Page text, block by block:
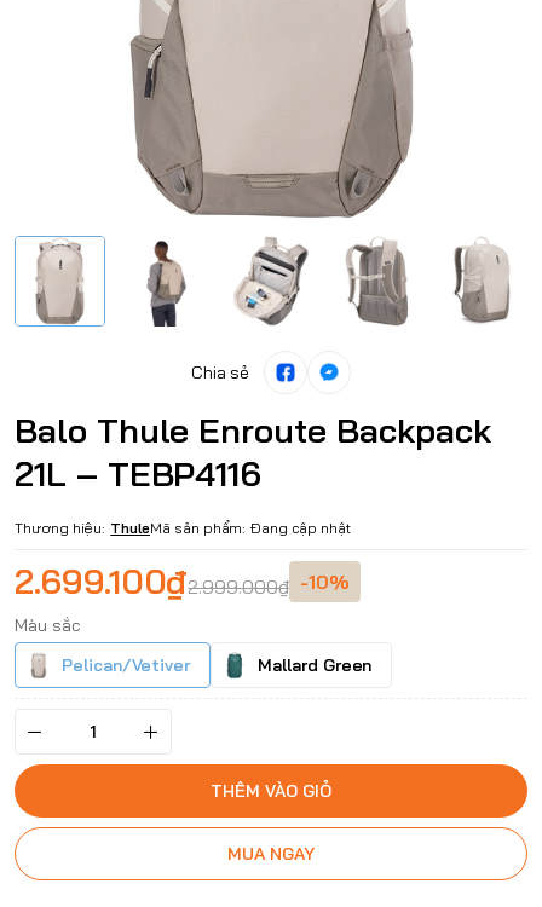
Chia sẻ
Balo Thule Enroute Backpack
21L – TEBP4116
Thương hiệu: ThuleMã sản phẩm: Đang cập nhật
2.699.100₫2.999.000₫ -10%
Màu sắc
Pelican/Vetiver
Mallard Green
THÊM VÀO GIỎ
MUA NGAY